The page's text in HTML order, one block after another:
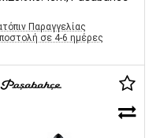
Παραγγελίας
σε 4-6 ημέρες